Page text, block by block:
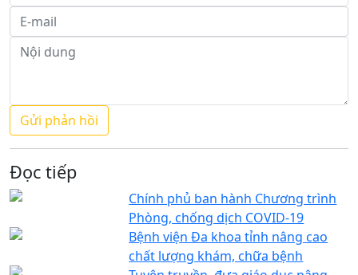
Đọc tiếp
Chính phủ ban hành Chương trình
Phòng, chống dịch COVID-19
Bệnh viện Đa khoa tỉnh nâng cao
chất lượng khám, chữa bệnh